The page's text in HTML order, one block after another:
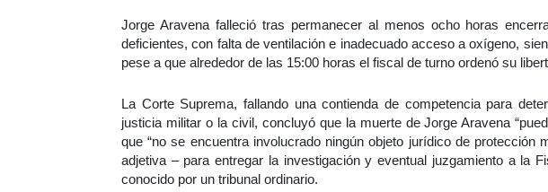
Jorge Aravena falleció tras permanecer al menos ocho horas
deficientes, con falta de ventilación e inadecuado acceso a oxígeno,
pese a que alrededor de las 15:00 horas el fiscal de turno ordenó su
La Corte Suprema, fallando una contienda de competencia para
justicia militar o la civil, concluyó que la muerte de Jorge Aravena
que “no se encuentra involucrado ningún objeto jurídico de protección
adjetiva – para entregar la investigación y eventual juzgamiento a la
conocido por un tribunal ordinario.